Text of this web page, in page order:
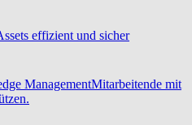
effizient und sicher
ManagementMitarbeitende mit